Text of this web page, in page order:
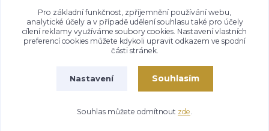
www.vysnenekabelky.cz
Pro základní funkčnost, zpříjemnění používání webu,
analytické účely a v případě udělení souhlasu také pro účely
cílení reklamy využíváme soubory cookies. Nastavení vlastních
preferencí cookies můžete kdykoli upravit odkazem ve spodní
části stránek.
Nastavení Souhlasím
Souhlas můžete odmítnout zde